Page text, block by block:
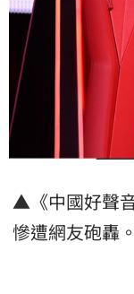
▲《中國好聲
慘遭網友砲轟